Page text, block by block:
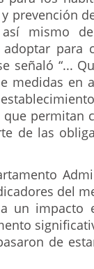
prevención
mismo
adoptar
señaló “...
medidas en
permitan
de las
del
un impacto
de